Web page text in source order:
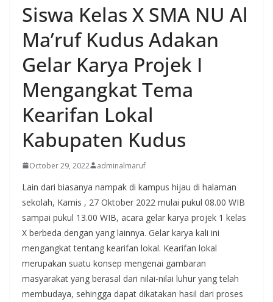
Siswa Kelas X SMA NU Al
Ma’ruf Kudus Adakan
Gelar Karya Projek I
Mengangkat Tema
Kearifan Lokal
Kabupaten Kudus
October 29, 2022 adminalmaruf
Lain dari biasanya nampak di kampus hijau di halaman
sekolah, Kamis , 27 Oktober 2022 mulai pukul 08.00 WIB
sampai pukul 13.00 WIB, acara gelar karya projek 1 kelas
X berbeda dengan yang lainnya. Gelar karya kali ini
mengangkat tentang kearifan lokal. Kearifan lokal
merupakan suatu konsep mengenai gambaran
masyarakat yang berasal dari nilai-nilai luhur yang telah
membudaya, sehingga dapat dikatakan hasil dari proses